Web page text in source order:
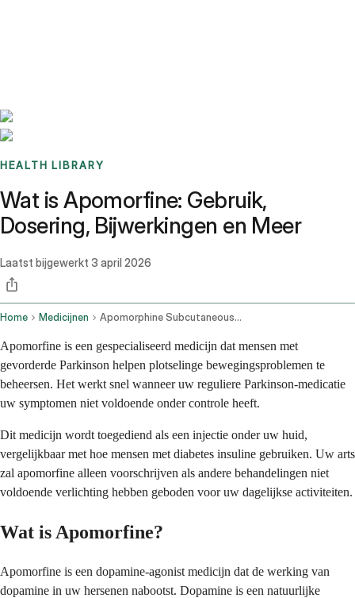
HEALTH LIBRARY
Wat is Apomorfine: Gebruik,
Dosering, Bijwerkingen en Meer
Laatst bijgewerkt 3 april 2026
Home Medicijnen Apomorphine Subcutaneous Route
Apomorfine is een gespecialiseerd medicijn dat mensen met
gevorderde Parkinson helpen plotselinge bewegingsproblemen te
beheersen. Het werkt snel wanneer uw reguliere Parkinson-medicatie
uw symptomen niet voldoende onder controle heeft.
Dit medicijn wordt toegediend als een injectie onder uw huid,
vergelijkbaar met hoe mensen met diabetes insuline gebruiken. Uw arts
zal apomorfine alleen voorschrijven als andere behandelingen niet
voldoende verlichting hebben geboden voor uw dagelijkse activiteiten.
Wat is Apomorfine?
Apomorfine is een dopamine-agonist medicijn dat de werking van
dopamine in uw hersenen nabootst. Dopamine is een natuurlijke